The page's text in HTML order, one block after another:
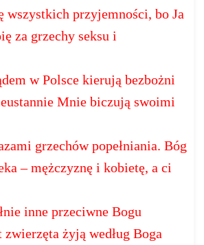
wszystkich przyjemności, bo Ja
za grzechy seksu i
w Polsce kierują bezbożni
Mnie biczują swoimi
grzechów popełniania. Bóg
– mężczyznę i kobietę, a ci
inne przeciwne Bogu
żyją według Boga